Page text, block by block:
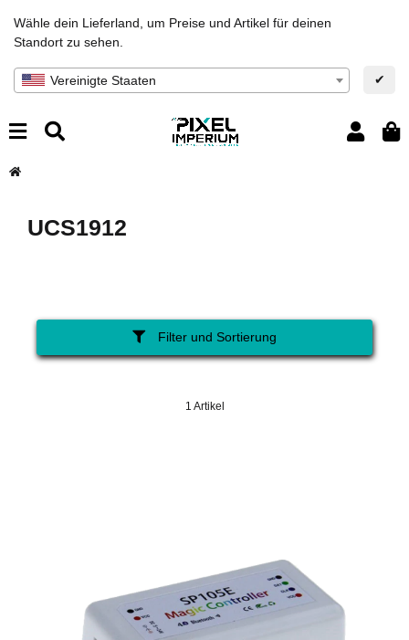
Wähle dein Lieferland, um Preise und Artikel für deinen
Standort zu sehen.
Vereinigte Staaten ✔
UCS1912
Filter und Sortierung
1 Artikel